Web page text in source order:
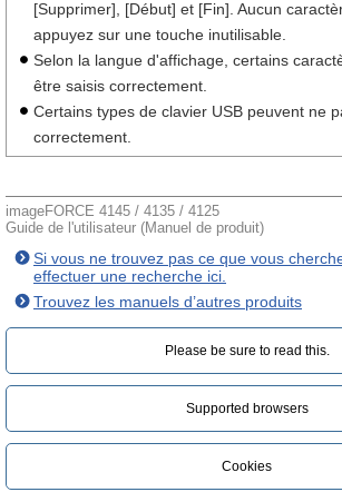
[Supprimer], [Début] et [Fin]. Aucun
appuyez sur une touche inutilisable.
Selon la langue d'affichage, certains
être saisis correctement.
Certains types de clavier USB peuvent ne
correctement.
imageFORCE 4145 / 4135 / 4125
Guide de l'utilisateur (Manuel de produit)
Si vous ne trouvez pas ce que vous
effectuer une recherche ici.
Trouvez les manuels d’autres produits
Please be sure to read this.‎
Supported browsers
Cookies